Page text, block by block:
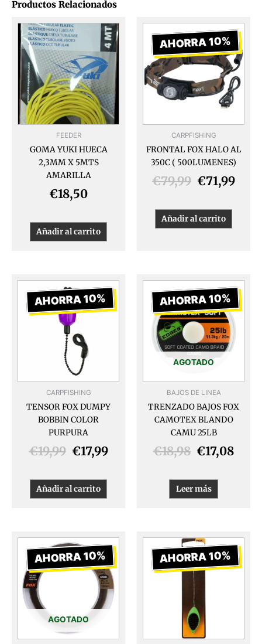
Productos Relacionados
FEEDER
GOMA YUKI HUECA
2,3MM X 5MTS
AMARILLA
€18,50
Añadir al carrito
AHORRA 10%
CARPFISHING
FRONTAL FOX HALO AL
350C ( 500LUMENES)
€79,99
El
precio
original
era:
€79,99.
€71,99
El
es:
Añadir al carrito
AHORRA 10%
CARPFISHING
TENSOR FOX DUMPY
BOBBIN COLOR
PURPURA
€19,99
El
precio
original
era:
€19,99.
€17,99
El
precio
actual
Añadir al carrito
AHORRA 10%
AGOTADO
BAJOS DE LINEA
TRENZADO BAJOS FOX
CAMOTEX BLANDO
CAMU 25LB
€18,98
El
precio
original
era:
€18,98.
€17,08
El
es:
Leer más
AHORRA 10%
AGOTADO
El
precio
original
€13,99.
El
precio
actual
es:
€12,59.
AHORRA 10%
El
precio
original
El